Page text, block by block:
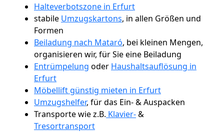
Halteverbotszone in Erfurt
stabile Umzugskartons, in allen Größen und
Formen
Beiladung nach Mataró, bei kleinen Mengen,
organisieren wir, für Sie eine Beiladung
Entrümpelung oder Haushaltsauflösung in
Erfurt
Möbellift günstig mieten in Erfurt
Umzugshelfer, für das Ein- & Auspacken
Transporte wie z.B. Klavier-&
Tresortransport